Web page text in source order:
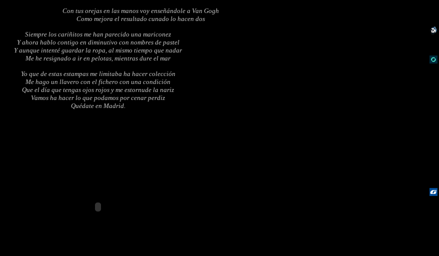
Con tus orejas en las manos voy enseñándole a Van Gogh
Como mejora el resultado cunado lo hacen dos
Siempre los cariñitos me han parecido una mariconez
Y ahora hablo contigo en diminutivo con nombres de pastel
Y aunque intenté guardar la ropa, al mismo tiempo que nadar
Me he resignado a ir en pelotas, mientras dure el mar
Yo que de estas estampas me limitaba ha hacer colección
Me hago un llavero con el fichero con una condición
Que el día que tengas ojos rojos y me estornude la nariz
Vamos ha hacer lo que podamos por cenar perdiz
Quédate en Madrid.